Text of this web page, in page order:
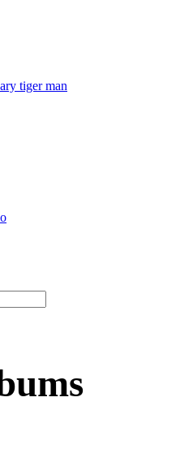
tiger man